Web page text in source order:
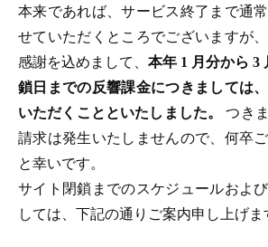
本来であれば、サービス終了まで通
せていただくところでございますが
感謝を込めまして、 本年 1 月分から 3
鎖日までの反響課金につきましては
いただくことといたしました。つき
請求は発生いたしませんので、何卒
と幸いです。
サイト閉鎖までのスケジュールおよ
しては、下記の通りご案内申し上げま